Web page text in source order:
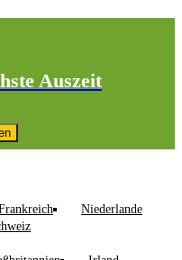
Auszeit
Niederlande